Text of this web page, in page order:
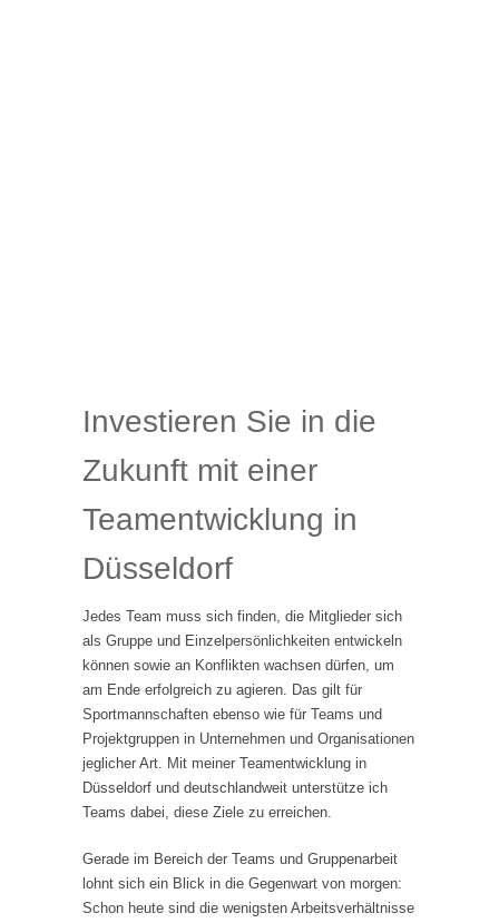
Investieren Sie in die
Zukunft mit einer
Teamentwicklung in
Düsseldorf
Jedes Team muss sich finden, die Mitglieder sich
als Gruppe und Einzelpersönlichkeiten entwickeln
können sowie an Konflikten wachsen dürfen, um
am Ende erfolgreich zu agieren. Das gilt für
Sportmannschaften ebenso wie für Teams und
Projektgruppen in Unternehmen und Organisationen
jeglicher Art. Mit meiner Teamentwicklung in
Düsseldorf und deutschlandweit unterstütze ich
Teams dabei, diese Ziele zu erreichen.
Gerade im Bereich der Teams und Gruppenarbeit
lohnt sich ein Blick in die Gegenwart von morgen:
Schon heute sind die wenigsten Arbeitsverhältnisse